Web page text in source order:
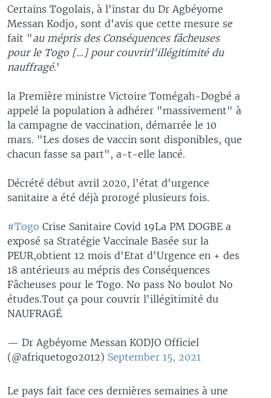
Certains Togolais, à l'instar du Dr Agbéyome
Messan Kodjo, sont d'avis que cette mesure se
fait "au mépris des Conséquences fâcheuses
pour le Togo [...] pour couvrirl'illégitimité du
nauffragé.'
la Première ministre Victoire Tomégah-Dogbé a
appelé la population à adhérer "massivement" à
la campagne de vaccination, démarrée le 10
mars. "Les doses de vaccin sont disponibles, que
chacun fasse sa part", a-t-elle lancé.
Décrété début avril 2020, l'état d'urgence
sanitaire a été déjà prorogé plusieurs fois.
#Togo Crise Sanitaire Covid 19La PM DOGBE a
exposé sa Stratégie Vaccinale Basée sur la
PEUR,obtient 12 mois d'Etat d'Urgence en + des
18 antérieurs au mépris des Conséquences
Fâcheuses pour le Togo. No pass No boulot No
études.Tout ça pour couvrir l'illégitimité du
NAUFRAGÉ
— Dr Agbéyome Messan KODJO Officiel
(@afriquetogo2012) September 15, 2021
Le pays fait face ces dernières semaines à une